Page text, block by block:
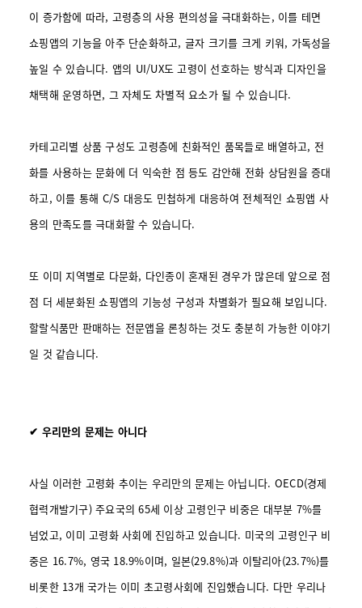
이 증가함에 따라, 고령층의 사용 편의성을 극대화하는, 이를 테면
쇼핑앱의 기능을 아주 단순화하고, 글자 크기를 크게 키워, 가독성을
높일 수 있습니다. 앱의 UI/UX도 고령이 선호하는 방식과 디자인을
채택해 운영하면, 그 자체도 차별적 요소가 될 수 있습니다.
카테고리별 상품 구성도 고령층에 친화적인 품목들로 배열하고, 전
화를 사용하는 문화에 더 익숙한 점 등도 감안해 전화 상담원을 증대
하고, 이를 통해 C/S 대응도 민첩하게 대응하여 전체적인 쇼핑앱 사
용의 만족도를 극대화할 수 있습니다.
또 이미 지역별로 다문화, 다인종이 혼재된 경우가 많은데 앞으로 점
점 더 세분화된 쇼핑앱의 기능성 구성과 차별화가 필요해 보입니다.
할랄식품만 판매하는 전문앱을 론칭하는 것도 충분히 가능한 이야기
일 것 같습니다.
✔ 우리만의 문제는 아니다
사실 이러한 고령화 추이는 우리만의 문제는 아닙니다. OECD(경제
협력개발기구) 주요국의 65세 이상 고령인구 비중은 대부분 7%를
넘었고, 이미 고령화 사회에 진입하고 있습니다. 미국의 고령인구 비
중은 16.7%, 영국 18.9%이며, 일본(29.8%)과 이탈리아(23.7%)를
비롯한 13개 국가는 이미 초고령사회에 진입했습니다. 다만 우리나